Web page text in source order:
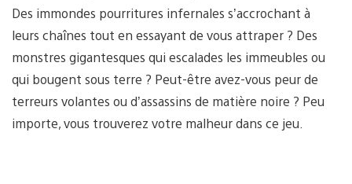
Des immondes pourritures infernales s’accrochant à
leurs chaînes tout en essayant de vous attraper ? Des
monstres gigantesques qui escalades les immeubles ou
qui bougent sous terre ? Peut-être avez-vous peur de
terreurs volantes ou d’assassins de matière noire ? Peu
importe, vous trouverez votre malheur dans ce jeu.